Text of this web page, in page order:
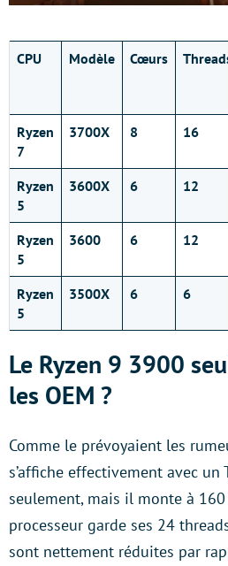
CPU Modèle Cœurs
Ryzen
7
3700X 8 16
Ryzen
5
3600X 6 12
Ryzen
5
3600 6 12
Ryzen
5
3500X 6 6
Le Ryzen 9 3900
les OEM ?
Comme le prévoyaient les
s’affiche effectivement avec un
seulement, mais il monte à 160
processeur garde ses 24
sont nettement réduites par